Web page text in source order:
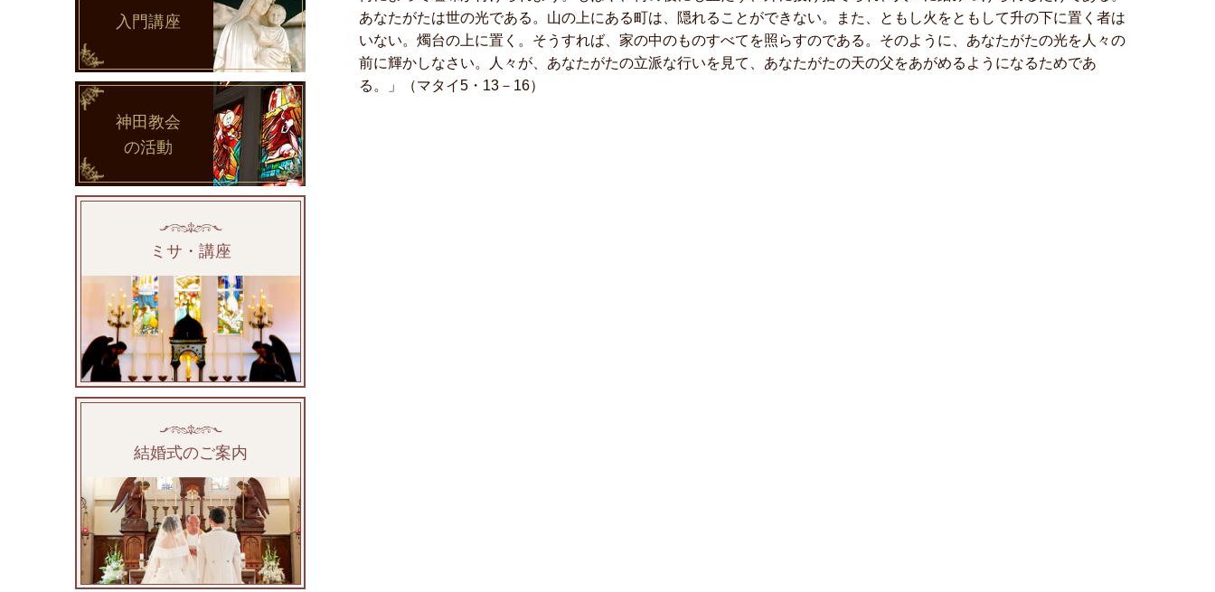
あなたがたは世の光である。山の上にある町は、隠れることができない。また、ともし火をともして升の下に置く者は
いない。燭台の上に置く。そうすれば、家の中のものすべてを照らすのである。そのように、あなたがたの光を人々の
前に輝かしなさい。人々が、あなたがたの立派な行いを見て、あなたがたの天の父をあがめるようになるためであ
る。」（マタイ5・13－16）
入門講座
神田教会
の活動
ミサ・講座
結婚式のご案内